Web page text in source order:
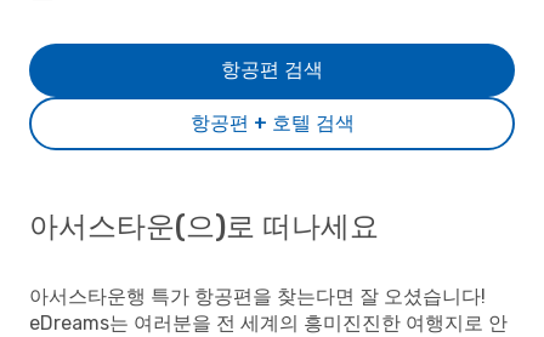
항공편 + 호텔 검색
항공편 검색
아서스타운(으)로 떠나세요
아서스타운행 특가 항공편을 찾는다면 잘 오셨습니다!
eDreams는 여러분을 전 세계의 흥미진진한 여행지로 안